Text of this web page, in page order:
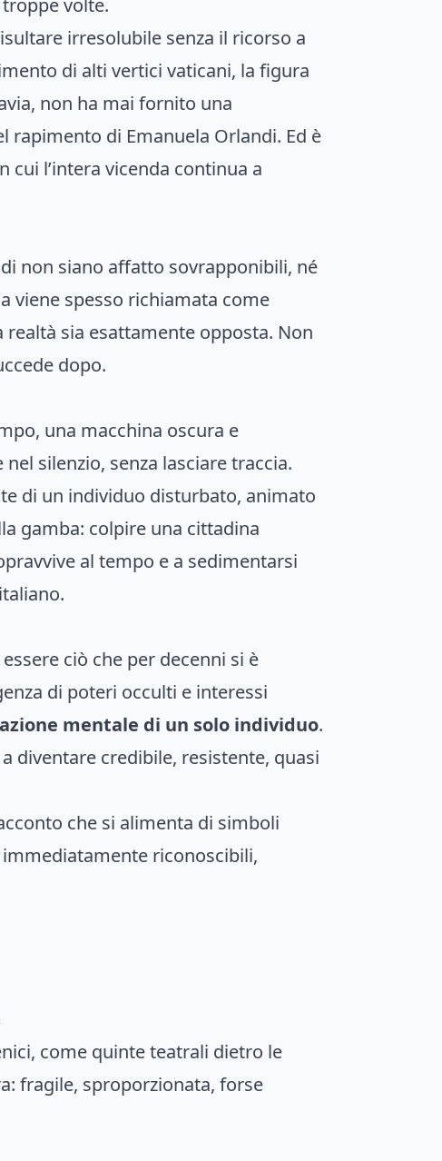
volte.
irresolubile senza il ricorso a
di alti vertici vaticani, la figura
non ha mai fornito una
rapimento di Emanuela Orlandi. Ed è
l’intera vicenda continua a
non siano affatto sovrapponibili, né
viene spesso richiamata come
sia esattamente opposta. Non
dopo.
una macchina oscura e
silenzio, senza lasciare traccia.
di un individuo disturbato, animato
gamba: colpire una cittadina
al tempo e a sedimentarsi
ciò che per decenni si è
di poteri occulti e interessi
mentale di un solo individuo.
diventare credibile, resistente, quasi
che si alimenta di simboli
riconoscibili,
come quinte teatrali dietro le
fragile, sproporzionata, forse